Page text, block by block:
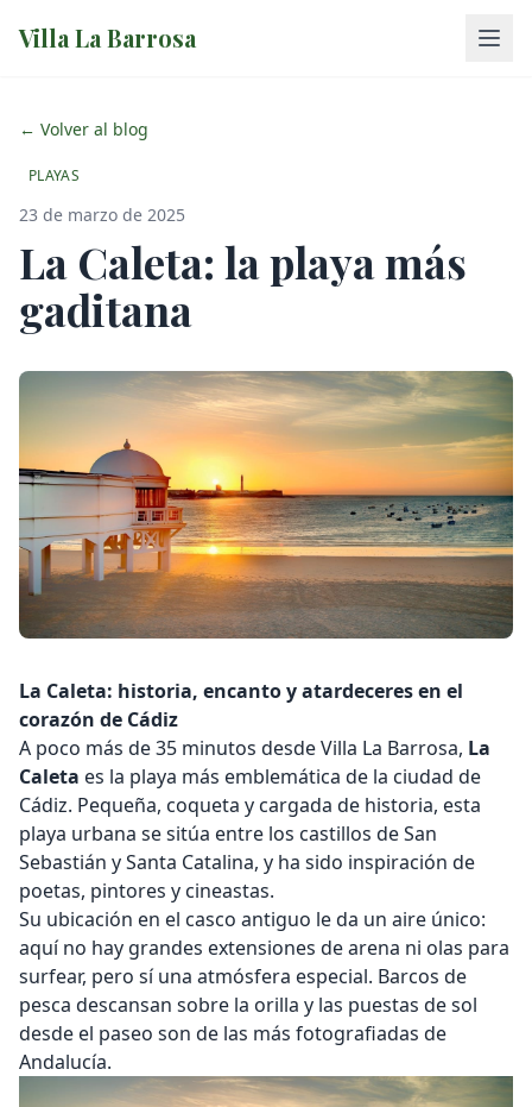
Villa La Barrosa
← Volver al blog
PLAYAS
23 de marzo de 2025
La Caleta: la playa más
gaditana
La Caleta: historia, encanto y atardeceres en el
corazón de Cádiz
A poco más de 35 minutos desdeVilla La Barrosa, La
Caleta es la playa más emblemática de la ciudad de
Cádiz. Pequeña, coqueta y cargada de historia, esta
playa urbana se sitúa entre los castillos de San
Sebastián y Santa Catalina, y ha sido inspiración de
poetas, pintores y cineastas.
Su ubicación en el casco antiguo le da un aire único:
aquí no hay grandes extensiones de arena ni olas para
surfear, pero sí una atmósfera especial. Barcos de
pesca descansan sobre la orilla y las puestas de sol
desde el paseo son de las más fotografiadas de
Andalucía.